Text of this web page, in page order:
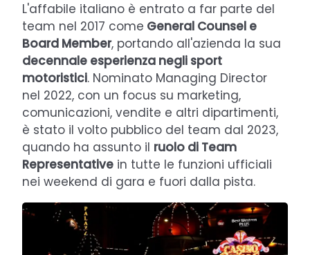
L'affabile italiano è entrato a far parte del
team nel 2017 come General Counsel e
Board Member, portando all'azienda la sua
decennale esperienza negli sport
motoristici. Nominato Managing Director
nel 2022, con un focus su marketing,
comunicazioni, vendite e altri dipartimenti,
è stato il volto pubblico del team dal 2023,
quando ha assunto il ruolo di Team
Representative in tutte le funzioni ufficiali
nei weekend di gara e fuori dalla pista.